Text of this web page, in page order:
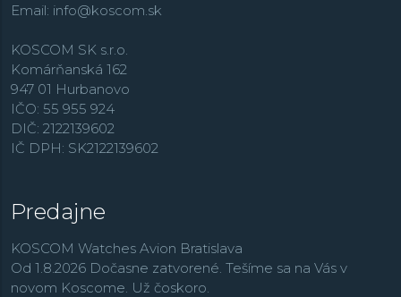
Email: info@koscom.sk
KOSCOM SK s.r.o.
Komárňanská 162
947 01 Hurbanovo
IČO: 55 955 924
DIČ: 2122139602
IČ DPH: SK2122139602
Predajne
KOSCOM Watches Avion Bratislava
Od 1.8.2026 Dočasne zatvorené. Tešíme sa na Vás v
novom Koscome. Už čoskoro.